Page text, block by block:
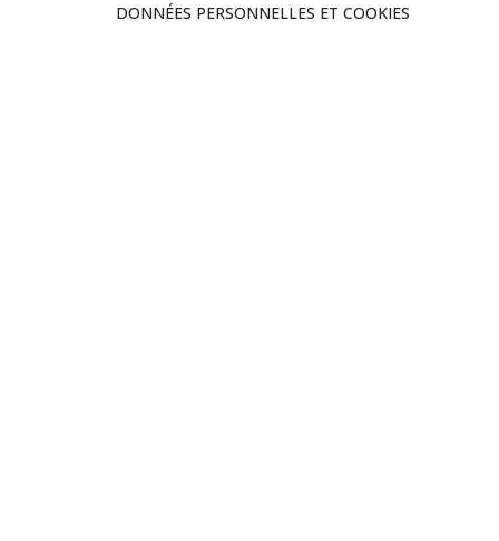
DONNÉES PERSONNELLES ET COOKIES